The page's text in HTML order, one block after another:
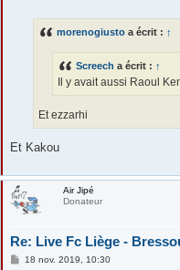
morenogiusto a écrit : ↑
Screech a écrit : ↑
Il y avait aussi Raoul
Et ezzarhi
Et Kakou
Air Jipé
Donateur
Re: Live Fc Liège -
M18 nov. 2019, 10:30